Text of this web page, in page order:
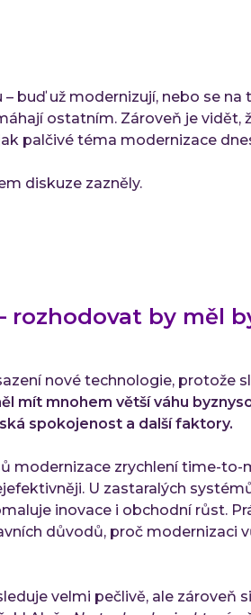
buď už modernizují, nebo se na
ostatním. Zároveň je vidět,
palčivé téma modernizace
diskuze zazněly.
by měl
nové technologie, protože
mít mnohem větší váhu
spokojenost a další faktory.
modernizace zrychlení time-to-
U zastaralých
inovace i obchodní růst.
důvodů, proč modernizaci
velmi pečlivě, ale zároveň